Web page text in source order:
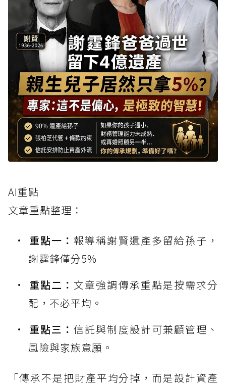
AI重點
文章重點整理：
重點一： 報導稱謝賢遺產多留給孫子，
謝霆鋒僅分5%
重點二： 文章強調傳承重點是按需求分
配，不必平均。
重點三：信託與制度設計可兼顧管理、
風險與家族意願。
「傳承不是把財產平均分掉，而是設計資產